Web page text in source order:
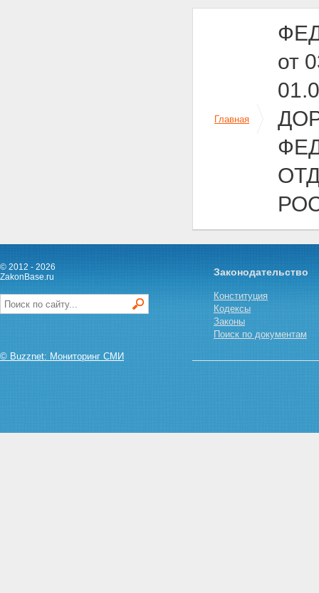
Главная
от
© 2012 - 2026
ZakonBase.ru
© Buzznet: Мониторинг СМИ
Законодательство
Конституция
Кодексы
Законы
Поиск по документам